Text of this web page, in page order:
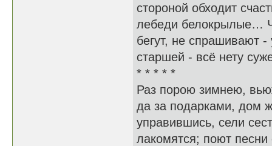
стороной обходит
лебеди белокрылые…
бегут, не спрашивают
старшей - всё нету
* * * * *
Раз порою зимнею,
да за подарками, дом
управившись, сели
лакомятся; поют